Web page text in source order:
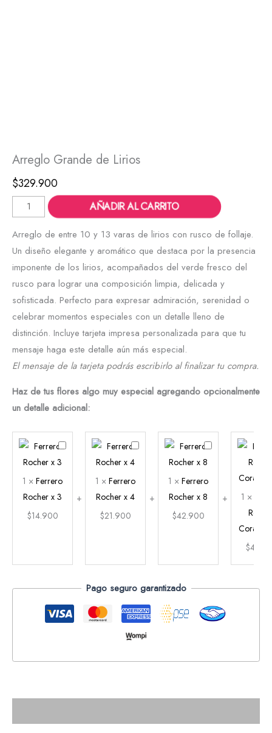
Arreglo Grande de Lirios
$329.900
AÑADIR AL CARRITO
Arreglo de entre 10 y 13 varas de lirios con rusco de follaje.
Un diseño elegante y aromático que destaca por la presencia
imponente de los lirios, acompañados del verde fresco del
rusco para lograr una composición limpia, delicada y
sofisticada. Perfecto para expresar admiración, serenidad o
celebrar momentos especiales con un detalle lleno de
distinción. Incluye tarjeta impresa personalizada para que tu
mensaje haga este detalle aún más especial.
El mensaje de la tarjeta podrás escribirlo al finalizar tu compra.
Haz de tus flores algo muy especial agregando opcionalmente
un detalle adicional:
Ferrero
Rocher
x
3
1 × Ferrero
Rocher x 3
$14.900
Ferrero
Rocher
x
4
1 × Ferrero
Rocher x 4
$21.900
Ferrero
Rocher
x
8
1 × Ferrero
Rocher x 8
$42.900
1 ×
$
Pago seguro garantizado